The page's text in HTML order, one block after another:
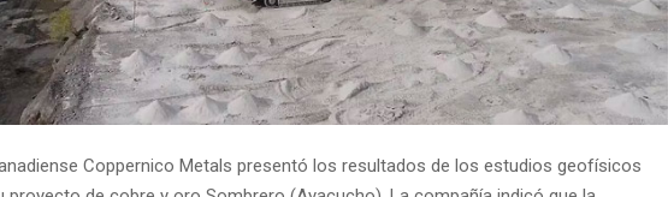
Coppernico Metals presentó los resultados de los estudios geofísicos